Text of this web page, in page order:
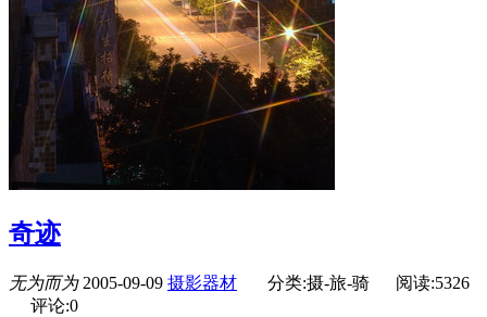
奇迹
无为而为 2005-09-09 摄影器材 分类:摄-旅-骑
阅读:5326
评论:0